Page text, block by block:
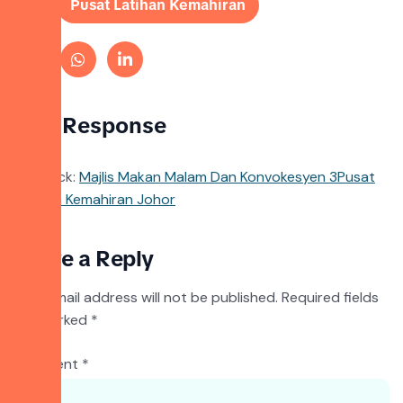
Pusat Latihan Kemahiran
One Response
Pingback: Majlis Makan Malam Dan Konvokesyen 3Pusat
Latihan Kemahiran Johor
Leave a Reply
Your email address will not be published. Required fields
are marked *
Comment *